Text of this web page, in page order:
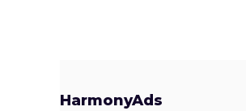
HarmonyAds